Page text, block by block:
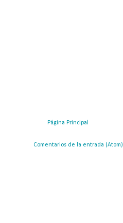
Página Principal
Comentarios de la entrada (Atom)